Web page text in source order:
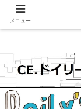
メニュー